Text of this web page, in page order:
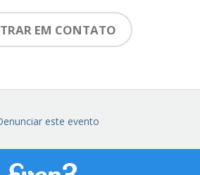
EM CONTATO
este evento